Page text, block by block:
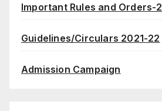
Important Rules and Orders-2
Guidelines/Circulars 2021-22
Admission Campaign